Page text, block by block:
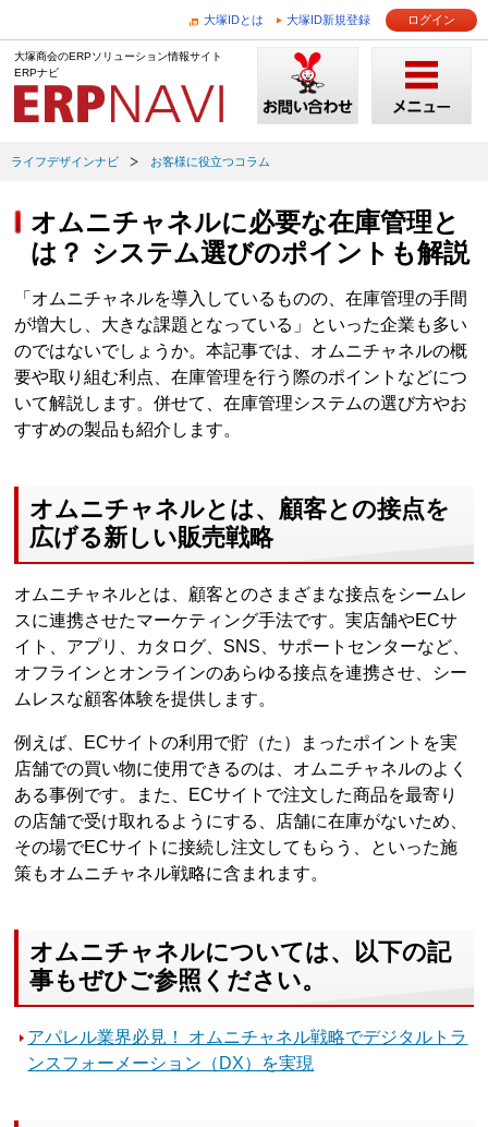
大塚IDとは 大塚ID新規登録 ログイン
大塚商会のERPソリューション情報サイト
ERPナビ
ライフデザインナビ お客様に役立つコラム
オムニチャネルに必要な在庫管理と
は？ システム選びのポイントも解説
「オムニチャネルを導入しているものの、在庫管理の手間
が増大し、大きな課題となっている」といった企業も多い
のではないでしょうか。本記事では、オムニチャネルの概
要や取り組む利点、在庫管理を行う際のポイントなどにつ
いて解説します。併せて、在庫管理システムの選び方やお
すすめの製品も紹介します。
オムニチャネルとは、顧客との接点を
広げる新しい販売戦略
オムニチャネルとは、顧客とのさまざまな接点をシームレ
スに連携させたマーケティング手法です。実店舗やECサ
イト、アプリ、カタログ、SNS、サポートセンターなど、
オフラインとオンラインのあらゆる接点を連携させ、シー
ムレスな顧客体験を提供します。
例えば、ECサイトの利用で貯（た）まったポイントを実
店舗での買い物に使用できるのは、オムニチャネルのよく
ある事例です。また、ECサイトで注文した商品を最寄り
の店舗で受け取れるようにする、店舗に在庫がないため、
その場でECサイトに接続し注文してもらう、といった施
策もオムニチャネル戦略に含まれます。
オムニチャネルについては、以下の記
事もぜひご参照ください。
アパレル業界必見！ オムニチャネル戦略でデジタルトラ
ンスフォーメーション（DX）を実現